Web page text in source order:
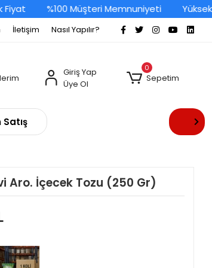
%100 Müşteri Memnuniyeti Yüksek
İletişim Nasıl Yapılır?
Giriş Yap
Üye Ol
0
Sepetim
Aro. İçecek Tozu (250 Gr)